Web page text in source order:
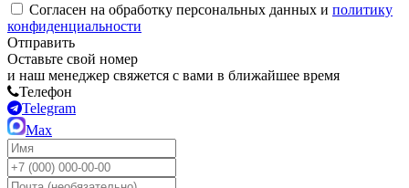
Согласен на обработку персональных данных и политику
конфиденциальности
Отправить
Оставьте свой номер
и наш менеджер свяжется с вами в ближайшее время
Телефон
Telegram
Max